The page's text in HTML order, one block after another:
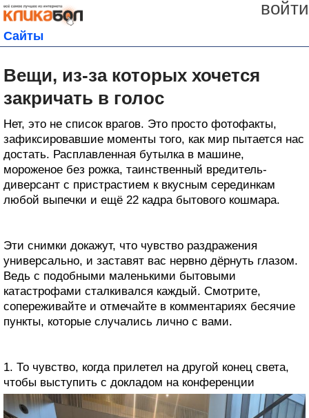
войти
Сайты
Вещи, из-за которых хочется
закричать в голос
Нет, это не список врагов. Это просто фотофакты,
зафиксировавшие моменты того, как мир пытается нас
достать. Расплавленная бутылка в машине,
мороженое без рожка, таинственный вредитель-
диверсант с пристрастием к вкусным серединкам
любой выпечки и ещё 22 кадра бытового кошмара.
Эти снимки докажут, что чувство раздражения
универсально, и заставят вас нервно дёрнуть глазом.
Ведь с подобными маленькими бытовыми
катастрофами сталкивался каждый. Смотрите,
сопереживайте и отмечайте в комментариях бесячие
пункты, которые случались лично с вами.
1. То чувство, когда прилетел на другой конец света,
чтобы выступить с докладом на конференции